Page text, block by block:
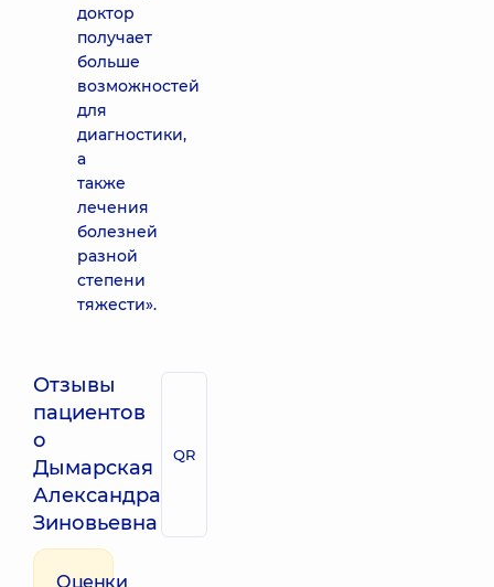
доктор
получает
больше
возможностей
для
диагностики,
а
также
лечения
болезней
разной
степени
тяжести».
Отзывы
пациентов
о
Дымарская
Александра
Зиновьевна
QR
Оценки